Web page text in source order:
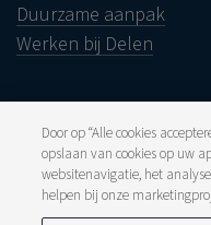
Duurzame aanpak
Werken bij Delen
Juridische info
Disclaimer
Klacht
Klokkenluiders
Door op “Alle cookies
opslaan van cookies op uw
websitenavigatie, het
helpen bij onze